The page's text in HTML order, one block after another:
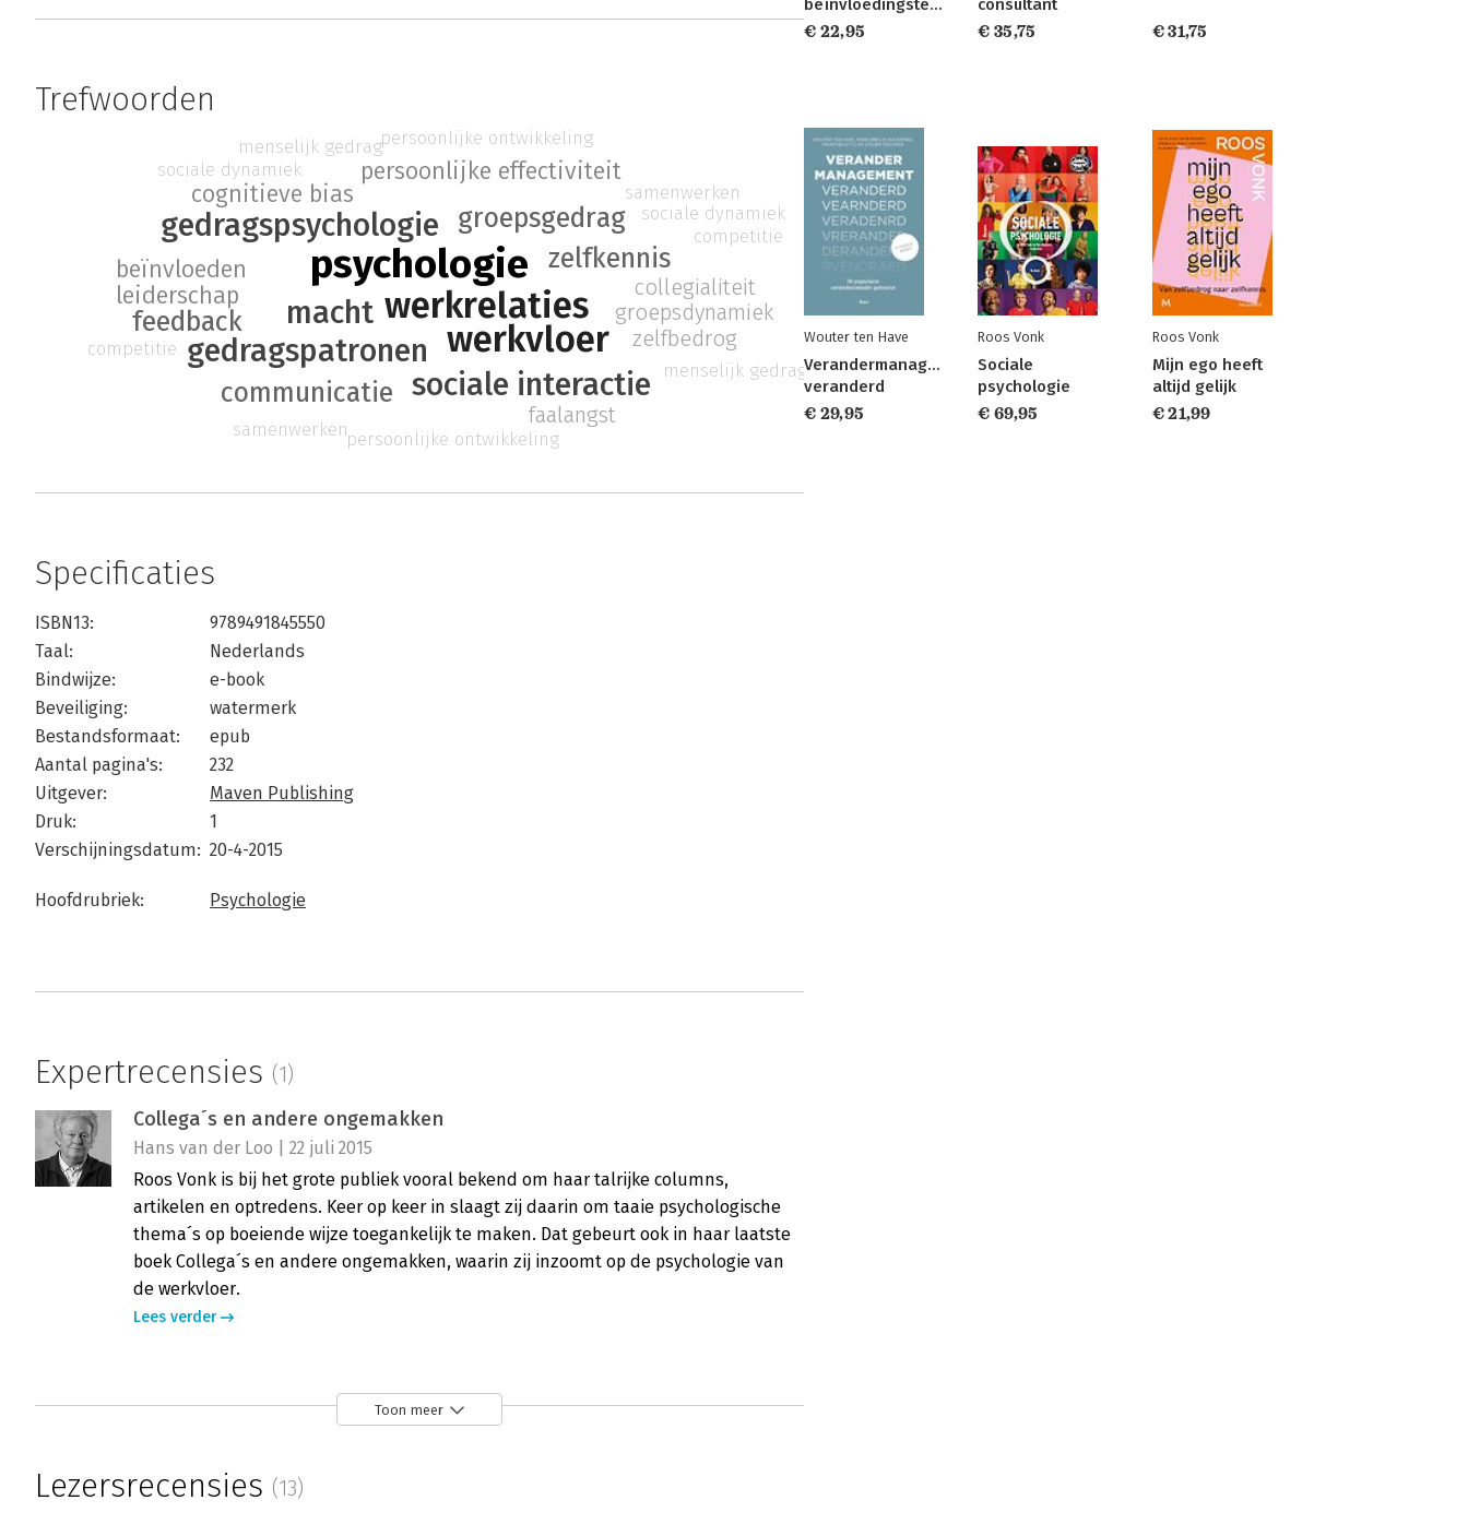
Trefwoorden
psychologie
werkrelaties
werkvloer
gedragspsychologie
gedragspatronen
macht
sociale interactie
groepsgedrag
communicatie
zelfkennis
feedback
leiderschap
beïnvloeden
cognitieve bias
persoonlijke effectiviteit
collegialiteit
groepsdynamiek
zelfbedrog
faalangst
persoonlijke ontwikkeling
samenwerken
sociale dynamiek
competitie
menselijk gedragpersoonlijke ontwikkeling
samenwerken
sociale dynamiek
competitie
menselijk gedrag
Specificaties
ISBN13:
9789491845550
Taal:
Nederlands
Bindwijze:
e-book
Beveiliging:
watermerk
Bestandsformaat:
epub
Aantal pagina's:
232
Uitgever:
Maven Publishing
Druk:
1
Verschijningsdatum: 20-4-2015
Hoofdrubriek: Psychologie
Expertrecensies (1)
Collega´s en andere ongemakken
Hans van der Loo | 22 juli 2015
Roos Vonk is bij het grote publiek vooral bekend om haar talrijke columns,
artikelen en optredens. Keer op keer in slaagt zij daarin om taaie psychologische
thema´s op boeiende wijze toegankelijk te maken. Dat gebeurt ook in haar laatste
boek Collega´s en andere ongemakken, waarin zij inzoomt op de psychologie van
de werkvloer.
Lees verder
Toon meer
Lezersrecensies (13)
beïnvloedingstechnieken
€ 22,95
consultant
€ 35,75
€ 31,75
Wouter ten Have
Verandermanagement
veranderd
€ 29,95
Roos Vonk
Sociale
psychologie
€ 69,95
Roos Vonk
Mijn ego heeft
altijd gelijk
€ 21,99